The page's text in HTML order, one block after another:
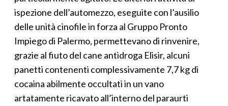
ispezione dell’automezzo, eseguite con l’ausilio
delle unità cinofile in forza al Gruppo Pronto
Impiego di Palermo, permettevano di rinvenire,
grazie al fiuto del cane antidroga Elisir, alcuni
panetti contenenti complessivamente 7,7 kg di
cocaina abilmente occultati in un vano
artatamente ricavato all’interno del paraurti